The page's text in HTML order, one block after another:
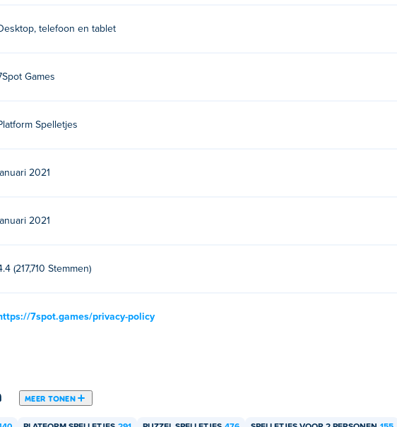
telefoon en tablet
Games
Spelletjes
2021
2021
(217,710 Stemmen)
7spot.games/privacy-policy
MEER TONEN